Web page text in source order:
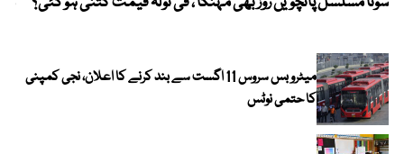
میٹرو بس سروس 11 اگست سے بند کرنے کا اعلان، نجی کمپنی
کا حتمی نوٹس